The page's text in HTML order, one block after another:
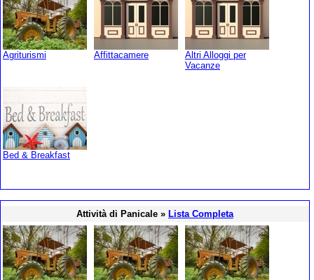
Agriturismi Affittacamere
Altri Alloggi per
Vacanze
Bed & Breakfast
Attività di Panicale » Lista Completa